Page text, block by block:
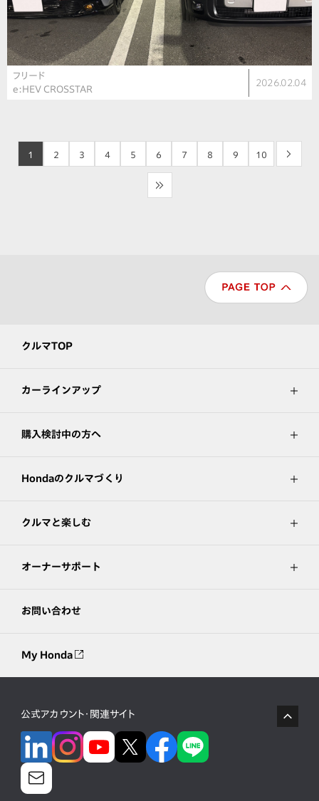
フリード
e:HEV CROSSTAR
2026.02.04
1 2 3 4 5 6 7 8 9 10 >
>>
クルマTOP
カーラインアップ
購入検討中の方へ
Hondaのクルマづくり
クルマと楽しむ
オーナーサポート
お問い合わせ
My Honda
公式アカウント・関連サイト